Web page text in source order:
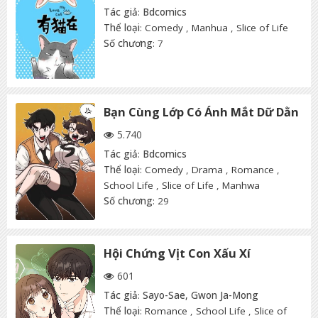
Tác giả: Bdcomics
Thể loại: Comedy , Manhua , Slice of Life
Số chương: 7
Bạn Cùng Lớp Có Ánh Mắt Dữ Dằn
5.740
Tác giả: Bdcomics
Thể loại: Comedy , Drama , Romance ,
School Life , Slice of Life , Manhwa
Số chương: 29
Hội Chứng Vịt Con Xấu Xí
601
Tác giả: Sayo-Sae, Gwon Ja-Mong
Thể loại: Romance , School Life , Slice of